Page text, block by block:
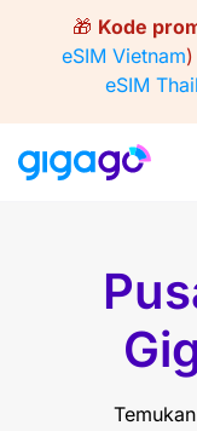
🎁 Kode
eSIM Vietnam)
eSIM